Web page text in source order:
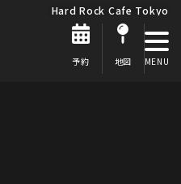
Hard Rock Cafe Tokyo
予約 地図